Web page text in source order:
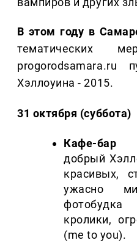
В этом году в
тематических
progorodsamara.ru
Хэллоуина - 2015.
31 октября (суббота)
Кафе-
добрый
красивых,
ужасно
кролики,
(me to you).